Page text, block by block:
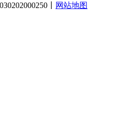
网站地图